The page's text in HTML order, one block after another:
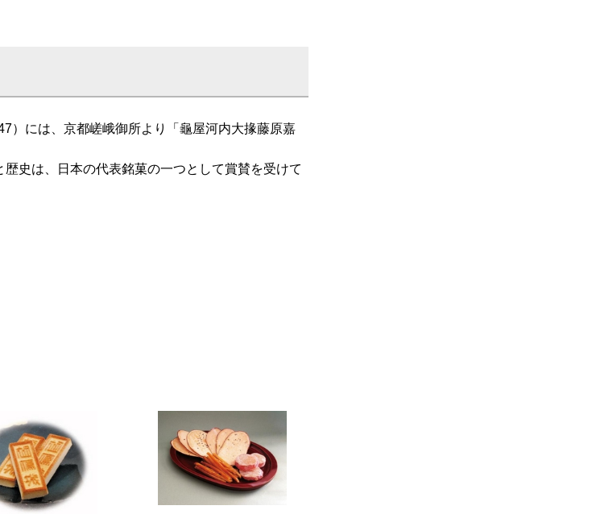
）には、京都嵯峨御所より「龜屋河内大掾藤原嘉
史は、日本の代表銘菓の一つとして賞賛を受けて